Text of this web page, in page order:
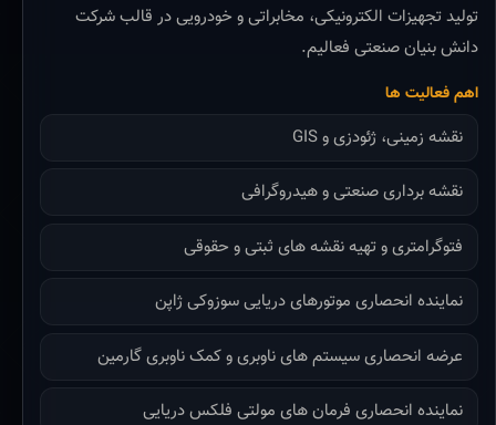
تولید تجهیزات الکترونیکی، مخابراتی و خودرویی در قالب شرکت
دانش بنیان صنعتی فعالیم.
اهم فعالیت ها
نقشه زمینی، ژئودزی و GIS
نقشه برداری صنعتی و هیدروگرافی
فتوگرامتری و تهیه نقشه های ثبتی و حقوقی
نماینده انحصاری موتورهای دریایی سوزوکی ژاپن
عرضه انحصاری سیستم های ناوبری و کمک ناوبری گارمین
نماینده انحصاری فرمان های مولتی فلکس دریایی